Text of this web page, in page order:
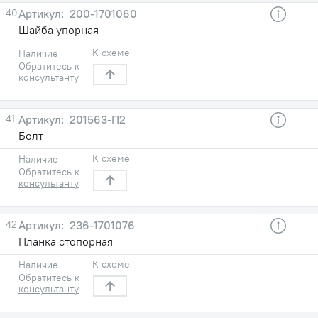
40
200-1701060
Шайба упорная
Наличие
Обратитесь к
консультанту
К схеме
41
201563-П2
Болт
Наличие
Обратитесь к
консультанту
К схеме
42
236-1701076
Планка стопорная
Наличие
Обратитесь к
консультанту
К схеме